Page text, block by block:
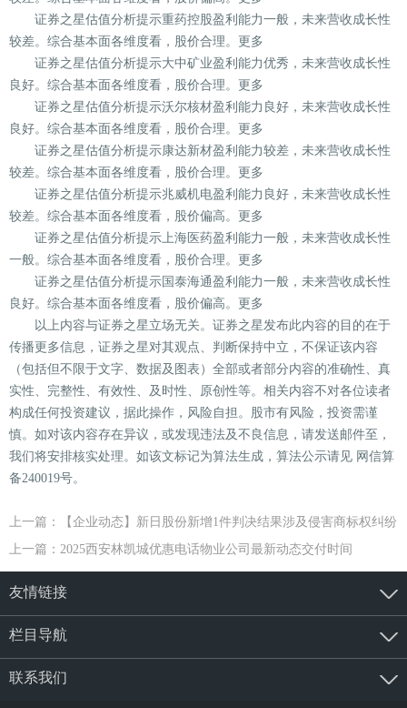
证券之星估值分析提示重药控股盈利能力一般，未来营收成长性
较差。综合基本面各维度看，股价合理。更多
证券之星估值分析提示大中矿业盈利能力优秀，未来营收成长性
良好。综合基本面各维度看，股价合理。更多
证券之星估值分析提示沃尔核材盈利能力良好，未来营收成长性
良好。综合基本面各维度看，股价合理。更多
证券之星估值分析提示康达新材盈利能力较差，未来营收成长性
较差。综合基本面各维度看，股价合理。更多
证券之星估值分析提示兆威机电盈利能力良好，未来营收成长性
较差。综合基本面各维度看，股价偏高。更多
证券之星估值分析提示上海医药盈利能力一般，未来营收成长性
一般。综合基本面各维度看，股价合理。更多
证券之星估值分析提示国泰海通盈利能力一般，未来营收成长性
良好。综合基本面各维度看，股价偏高。更多
以上内容与证券之星立场无关。证券之星发布此内容的目的在于
传播更多信息，证券之星对其观点、判断保持中立，不保证该内容
（包括但不限于文字、数据及图表）全部或者部分内容的准确性、真
实性、完整性、有效性、及时性、原创性等。相关内容不对各位读者
构成任何投资建议，据此操作，风险自担。股市有风险，投资需谨
慎。如对该内容存在异议，或发现违法及不良信息，请发送邮件至，
我们将安排核实处理。如该文标记为算法生成，算法公示请见 网信算
备240019号。
上一篇：【企业动态】新日股份新增1件判决结果涉及侵害商标权纠纷
上一篇：2025西安林凯城优惠电话物业公司最新动态交付时间
友情链接
栏目导航
联系我们